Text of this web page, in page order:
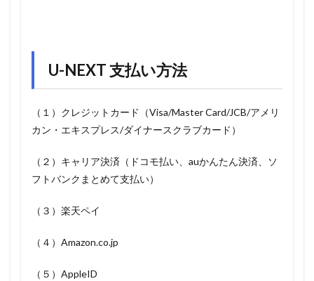
U-NEXT 支払い方法
（１）クレジットカード（Visa/Master Card/JCB/アメリ
カン・エキスプレス/ダイナースクラブカード）
（２）キャリア決済（ドコモ払い、auかんたん決済、ソ
フトバンクまとめて支払い）
（３）楽天ペイ
（４）Amazon.co.jp
（５）AppleID